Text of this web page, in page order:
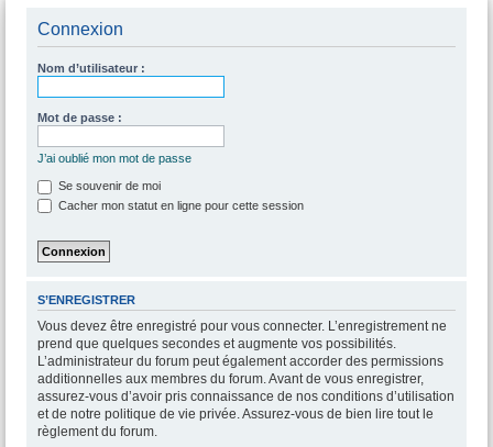
Connexion
Nom d’utilisateur :
Mot de passe :
J’ai oublié mon mot de passe
Se souvenir de moi
Cacher mon statut en ligne pour cette session
S’ENREGISTRER
Vous devez être enregistré pour vous connecter. L’enregistrement ne
prend que quelques secondes et augmente vos possibilités.
L’administrateur du forum peut également accorder des permissions
additionnelles aux membres du forum. Avant de vous enregistrer,
assurez-vous d’avoir pris connaissance de nos conditions d’utilisation
et de notre politique de vie privée. Assurez-vous de bien lire tout le
règlement du forum.